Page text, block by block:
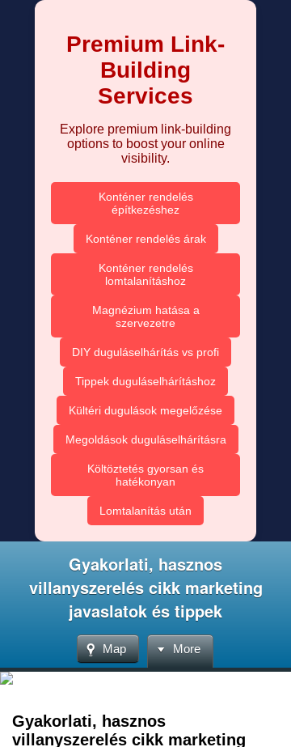
Premium Link-
Building
Services
Explore premium link-building
options to boost your online
visibility.
Konténer rendelés
építkezéshez
Konténer rendelés árak
Konténer rendelés
lomtalanításhoz
Magnézium hatása a
szervezetre
DIY duguláselhárítás vs profi
Tippek duguláselhárításhoz
Kültéri dugulások megelőzése
Megoldások duguláselhárításra
Költöztetés gyorsan és
hatékonyan
Lomtalanítás után
Gyakorlati, hasznos
villanyszerelés cikk marketing
javaslatok és tippek
Map More
Gyakorlati, hasznos
villanyszerelés cikk marketing